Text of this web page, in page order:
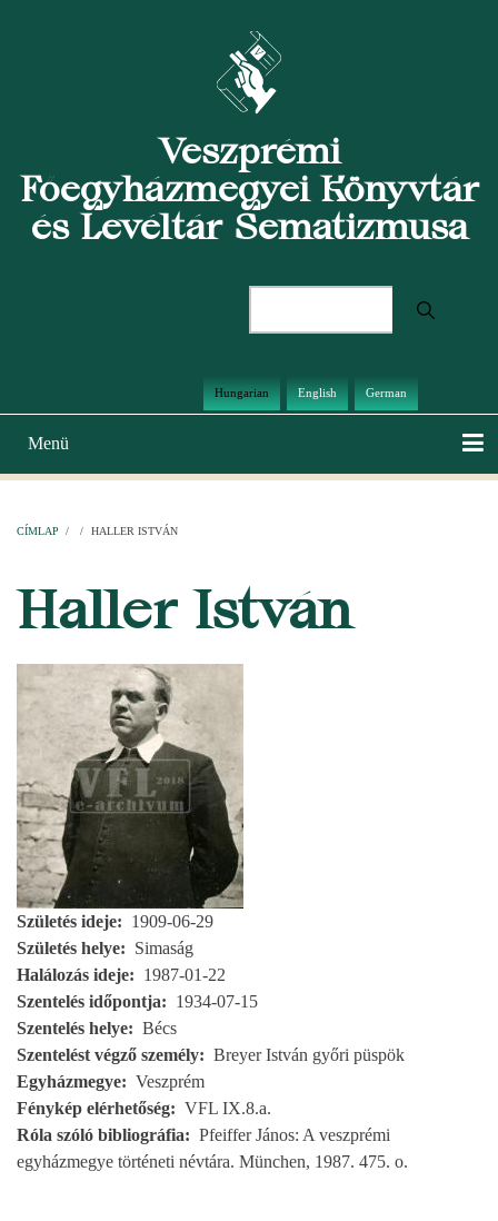
Veszprémi
Főegyházmegyei Könyvtár
és Levéltár Sematizmusa
Hungarian English German
Main
navigation
Menü
CÍMLAP / / HALLER ISTVÁN
Haller István
Születés ideje
1909-06-29
Születés helye
Simaság
Halálozás ideje
1987-01-22
Szentelés időpontja
1934-07-15
Szentelés helye
Bécs
Szentelést végző személy
Breyer István győri püspök
Egyházmegye
Veszprém
Fénykép elérhetőség
VFL IX.8.a.
Róla szóló bibliográfia
Pfeiffer János: A veszprémi
egyházmegye történeti névtára. München, 1987. 475. o.